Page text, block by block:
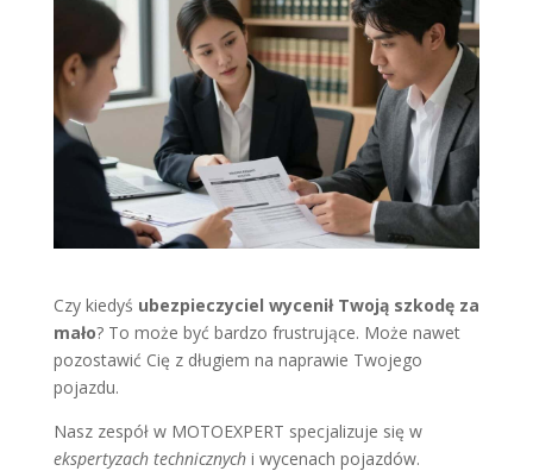
Czy kiedyś ubezpieczyciel wycenił Twoją szkodę za
mało? To może być bardzo frustrujące. Może nawet
pozostawić Cię z długiem na naprawie Twojego
pojazdu.
Nasz zespół w MOTOEXPERT specjalizuje się w
ekspertyzach technicznychi wycenach pojazdów.